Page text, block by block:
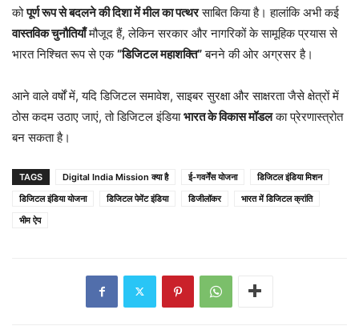
कोपूर्ण रूप से बदलने की दिशा में मील का पत्थरसाबित किया है। हालांकि अभी कई
वास्तविक चुनौतियाँमौजूद हैं, लेकिन सरकार और नागरिकों के सामूहिक प्रयास से
भारत निश्चित रूप से एक“डिजिटल महाशक्ति”बनने की ओर अग्रसर है।
आने वाले वर्षों में, यदि डिजिटल समावेश, साइबर सुरक्षा और साक्षरता जैसे क्षेत्रों में
ठोस कदम उठाए जाएं, तो डिजिटल इंडियाभारत के विकास मॉडलका प्रेरणास्त्रोत
बन सकता है।
TAGS Digital India Mission क्या है ई-गवर्नेंस योजना
डिजिटल इंडिया मिशन
डिजिटल इंडिया योजना
डिजिटल पेमेंट इंडिया डिजीलॉकर
भारत में डिजिटल क्रांति
भीम ऐप